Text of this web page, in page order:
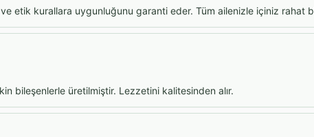
ve etik kurallara uygunluğunu garanti eder. Tüm ailenizle içiniz rahat
bileşenlerle üretilmiştir. Lezzetini kalitesinden alır.